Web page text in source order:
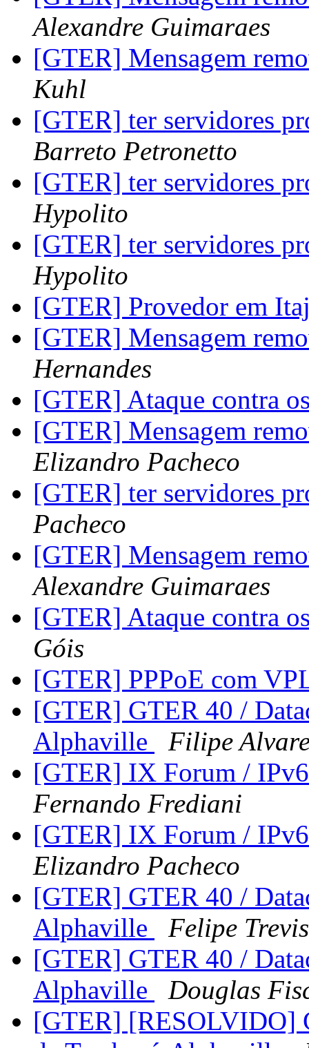
Alexandre Guimaraes
[GTER] Mensagem
Kuhl
[GTER] ter servidores
Barreto Petronetto
[GTER] ter servidores
Hypolito
[GTER] ter servidores
Hypolito
[GTER] Provedor em
[GTER] Mensagem
Hernandes
[GTER] Ataque contra
[GTER] Mensagem
Elizandro Pacheco
[GTER] ter servidores
Pacheco
[GTER] Mensagem
Alexandre Guimaraes
[GTER] Ataque contra
Góis
[GTER] PPPoE com
[GTER] GTER 40 /
Alphaville
Filipe
[GTER] IX Forum /
Fernando Frediani
[GTER] IX Forum /
Elizandro Pacheco
[GTER] GTER 40 /
Alphaville
Felipe
[GTER] GTER 40 /
Alphaville
Douglas
[GTER] [RESOLVIDO]